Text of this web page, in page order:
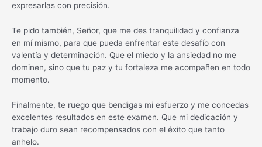
expresarlas con precisión.
Te pido también, Señor, que me des tranquilidad y confianza
en mí mismo, para que pueda enfrentar este desafío con
valentía y determinación. Que el miedo y la ansiedad no me
dominen, sino que tu paz y tu fortaleza me acompañen en todo
momento.
Finalmente, te ruego que bendigas mi esfuerzo y me concedas
excelentes resultados en este examen. Que mi dedicación y
trabajo duro sean recompensados con el éxito que tanto
anhelo.